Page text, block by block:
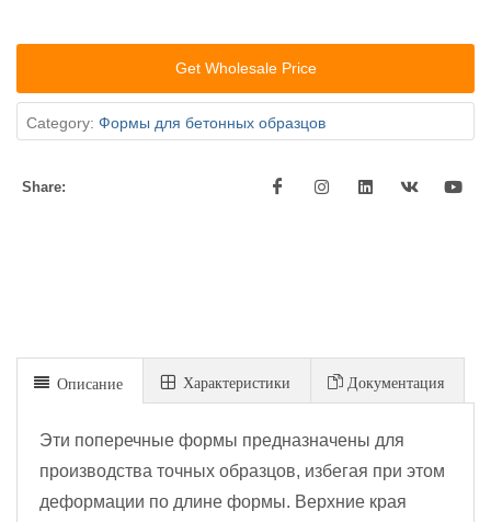
Get Wholesale Price
Category: Формы для бетонных образцов
Share:
Описание Xарактеристики Документация
Эти поперечные формы предназначены для
производства точных образцов, избегая при этом
деформации по длине формы. Верхние края